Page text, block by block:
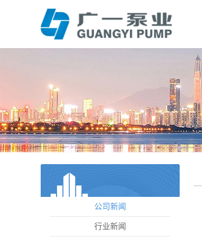
公司新闻
行业新闻